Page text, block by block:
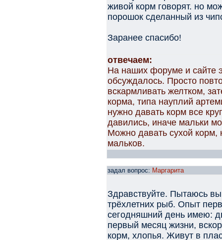
живой корм говорят. но
порошок сделанный из
Заранее спасибо!
отвечаем:
На наших форуме и сайте
обсуждалось. Просто
вскармливать желтком,
корма, типа науплий
нужно давать корм все
давились, иначе мальки
Можно давать сухой корм,
мальков.
задал вопрос: Маргарита
Здравствуйте. Пытаюсь
трёхлетних рыб. Опыт
сегодняшний день имею:
первый месяц жизни,
корм, хлопья. Живут в